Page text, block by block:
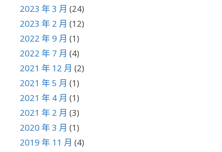
2023 年 3 月 (24)
2023 年 2 月 (12)
2022 年 9 月 (1)
2022 年 7 月 (4)
2021 年 12 月 (2)
2021 年 5 月 (1)
2021 年 4 月 (1)
2021 年 2 月 (3)
2020 年 3 月 (1)
2019 年 11 月 (4)